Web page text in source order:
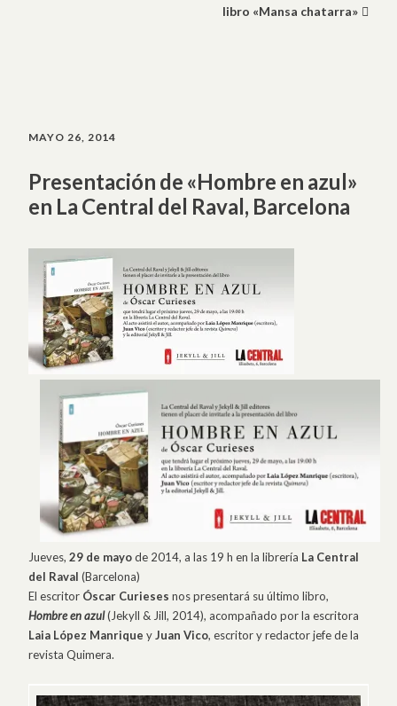
libro «Mansa chatarra»
MAYO 26, 2014
Presentación de «Hombre en azul»
en La Central del Raval, Barcelona
Jueves, 29 de mayode 2014, a las 19 h en la librería La Central
del Raval (Barcelona)
El escritor Óscar Curieses nos presentará su último libro,
Hombre en azul(Jekyll & Jill, 2014), acompañado por la escritora
Laia López Manrique yJuan Vico, escritor y redactor jefe de la
revista Quimera.